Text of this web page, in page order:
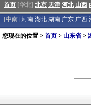
首页 [华北] 北京 天津 河北 山西
[中南] 河南 湖北 湖南 广东 广西
您现在的位置 > 首页 > 山东省>